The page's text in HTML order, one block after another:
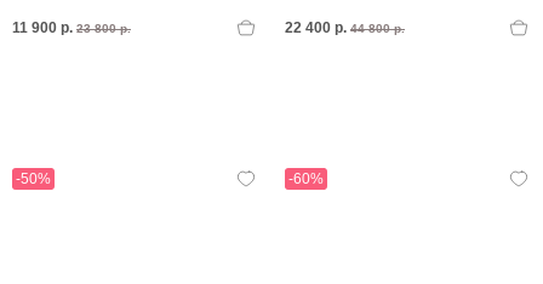
11 900 р. 23 800 р. 22 400 р. 44 800 р.
-50% -60%